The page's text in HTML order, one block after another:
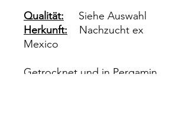
Qualität: Siehe Auswahl
Herkunft: Nachzucht ex
Mexico
Getrocknet und in Pergamin